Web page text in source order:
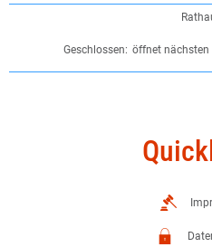
Klicken, um weitere Öffnungs-
Geschlossen: öffnet